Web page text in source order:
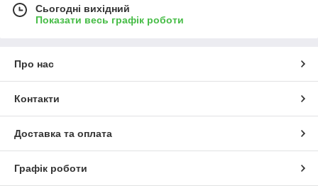
Уся продукція, що представлена у даному
розділі, є вкрай практичною. Гамаки,
ваш комфорт під час відпочинку на природі.
Висока якiсть
які представлені в цій категорії, є доволі
Сьогодні вихідний
Показати весь графік роботи
Про нас
Контакти
Доставка та оплата
Графік роботи